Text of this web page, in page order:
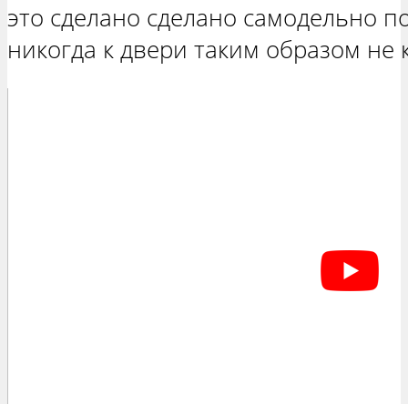
это сделано сделано самодельно
никогда к двери таким образом не